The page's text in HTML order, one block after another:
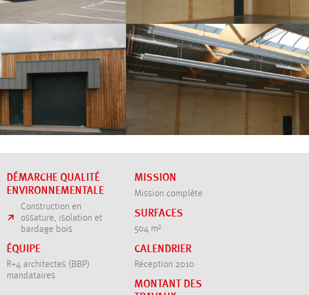
DÉMARCHE QUALITÉ
ENVIRONNEMENTALE
Construction en
ossature, isolation et
bardage bois
ÉQUIPE
R+4 architectes (BBP)
mandataires
MISSION
Mission complète
SURFACES
504 m²
CALENDRIER
Réception 2010
MONTANT DES